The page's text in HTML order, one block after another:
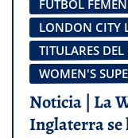
FÚTBOL
LONDON CITY
TITULARES
WOMEN'S
Noticia | La
Inglaterra se